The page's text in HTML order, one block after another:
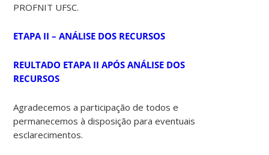
PROFNIT UFSC.
ETAPA II – ANÁLISE DOS RECURSOS
REULTADO ETAPA II APÓS ANÁLISE DOS
RECURSOS
Agradecemos a participação de todos e
permanecemos à disposição para eventuais
esclarecimentos.